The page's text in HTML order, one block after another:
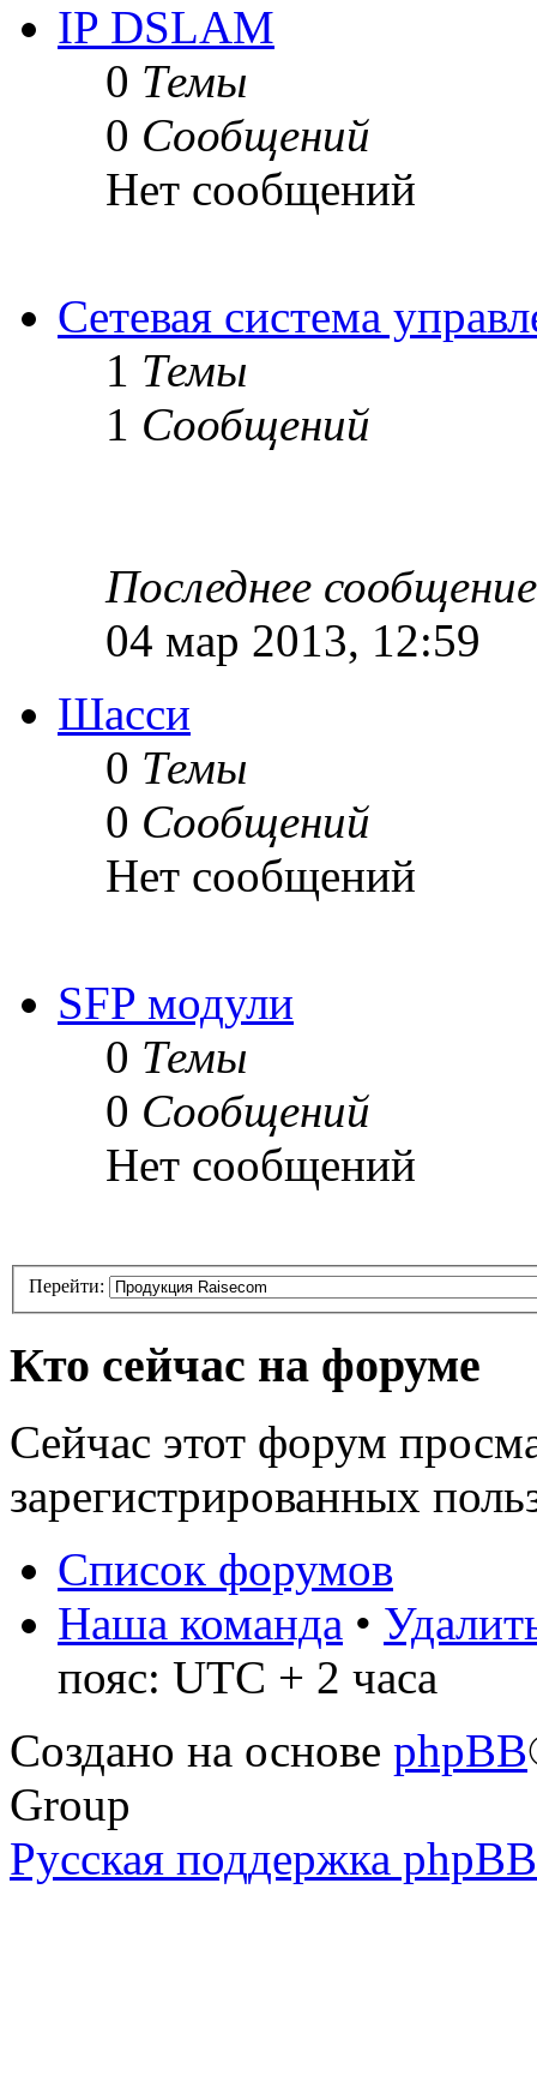
IP DSLAM
0 Темы
0 Сообщений
Нет сообщений
Сетевая система
1 Темы
1 Сообщений
Последнее сообщение
04 мар 2013, 12:59
Шасси
0 Темы
0 Сообщений
Нет сообщений
SFP модули
0 Темы
0 Сообщений
Нет сообщений
Перейти:
Кто сейчас на форуме
Сейчас этот форум
зарегистрированных
Список форумов
Наша команда •
пояс: UTC + 2 часа
Создано на основе phpBB
Group
Русская поддержка phpBB